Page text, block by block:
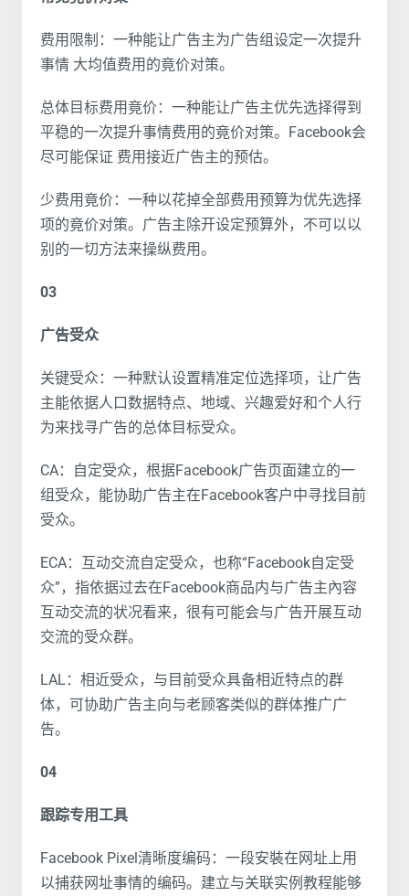
费用限制：一种能让广告主为广告组设定一次提升
事情 大均值费用的竟价对策。
总体目标费用竟价：一种能让广告主优先选择得到
平稳的一次提升事情费用的竟价对策。Facebook会
尽可能保证 费用接近广告主的预估。
少费用竟价：一种以花掉全部费用预算为优先选择
项的竟价对策。广告主除开设定预算外，不可以以
别的一切方法来操纵费用。
03
广告受众
关键受众：一种默认设置精准定位选择项，让广告
主能依据人口数据特点、地域、兴趣爱好和个人行
为来找寻广告的总体目标受众。
CA：自定受众，根据Facebook广告页面建立的一
组受众，能协助广告主在Facebook客户中寻找目前
受众。
ECA：互动交流自定受众，也称“Facebook自定受
众”，指依据过去在Facebook商品内与广告主內容
互动交流的状况看来，很有可能会与广告开展互动
交流的受众群。
LAL：相近受众，与目前受众具备相近特点的群
体，可协助广告主向与老顾客类似的群体推广广
告。
04
跟踪专用工具
Facebook Pixel清晰度编码：一段安裝在网址上用
以捕获网址事情的编码。建立与关联实例教程能够